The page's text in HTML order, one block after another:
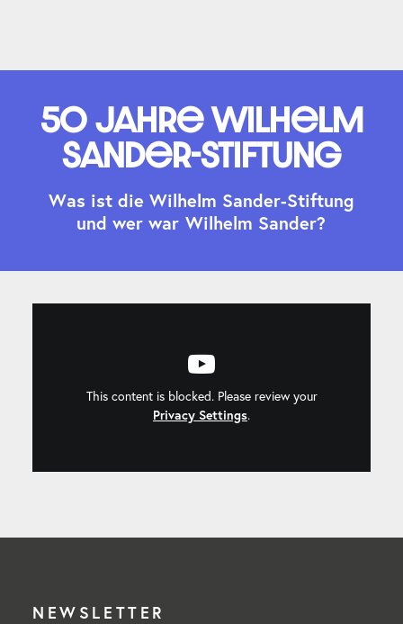
50 Jahre Wilhelm
Sander-Stiftung
Was ist die Wilhelm Sander-Stiftung
und wer war Wilhelm Sander?
This content is blocked. Please review your
Privacy Settings.
NEWSLETTER